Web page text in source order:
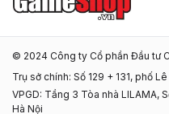
© 2024 Công ty Cổ phần Đầu tư
Trụ sở chính: Số 129 + 131, phố
VPGD: Tầng 3 Tòa nhà LILAMA,
Hà Nội